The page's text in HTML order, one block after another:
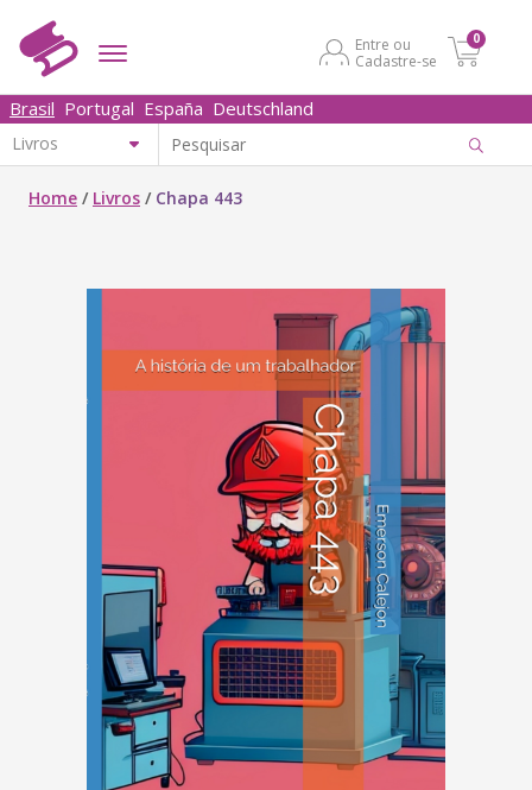
Entre ou
Cadastre-se
0
Brasil Portugal España Deutschland
Home / Livros / Chapa 443